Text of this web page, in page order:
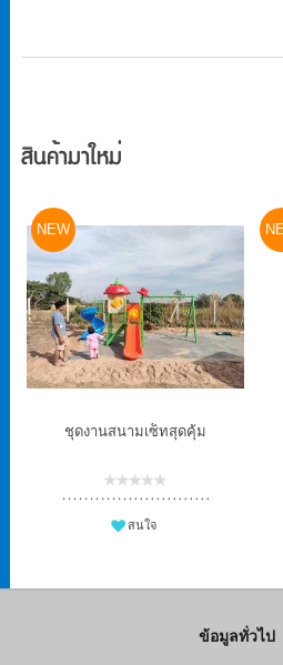
สินค้ามาใหม่
NEW
ชุดงานสนามเซ็ทสุดคุ้ม
สนใจ
ข้อมูลทั่วไป